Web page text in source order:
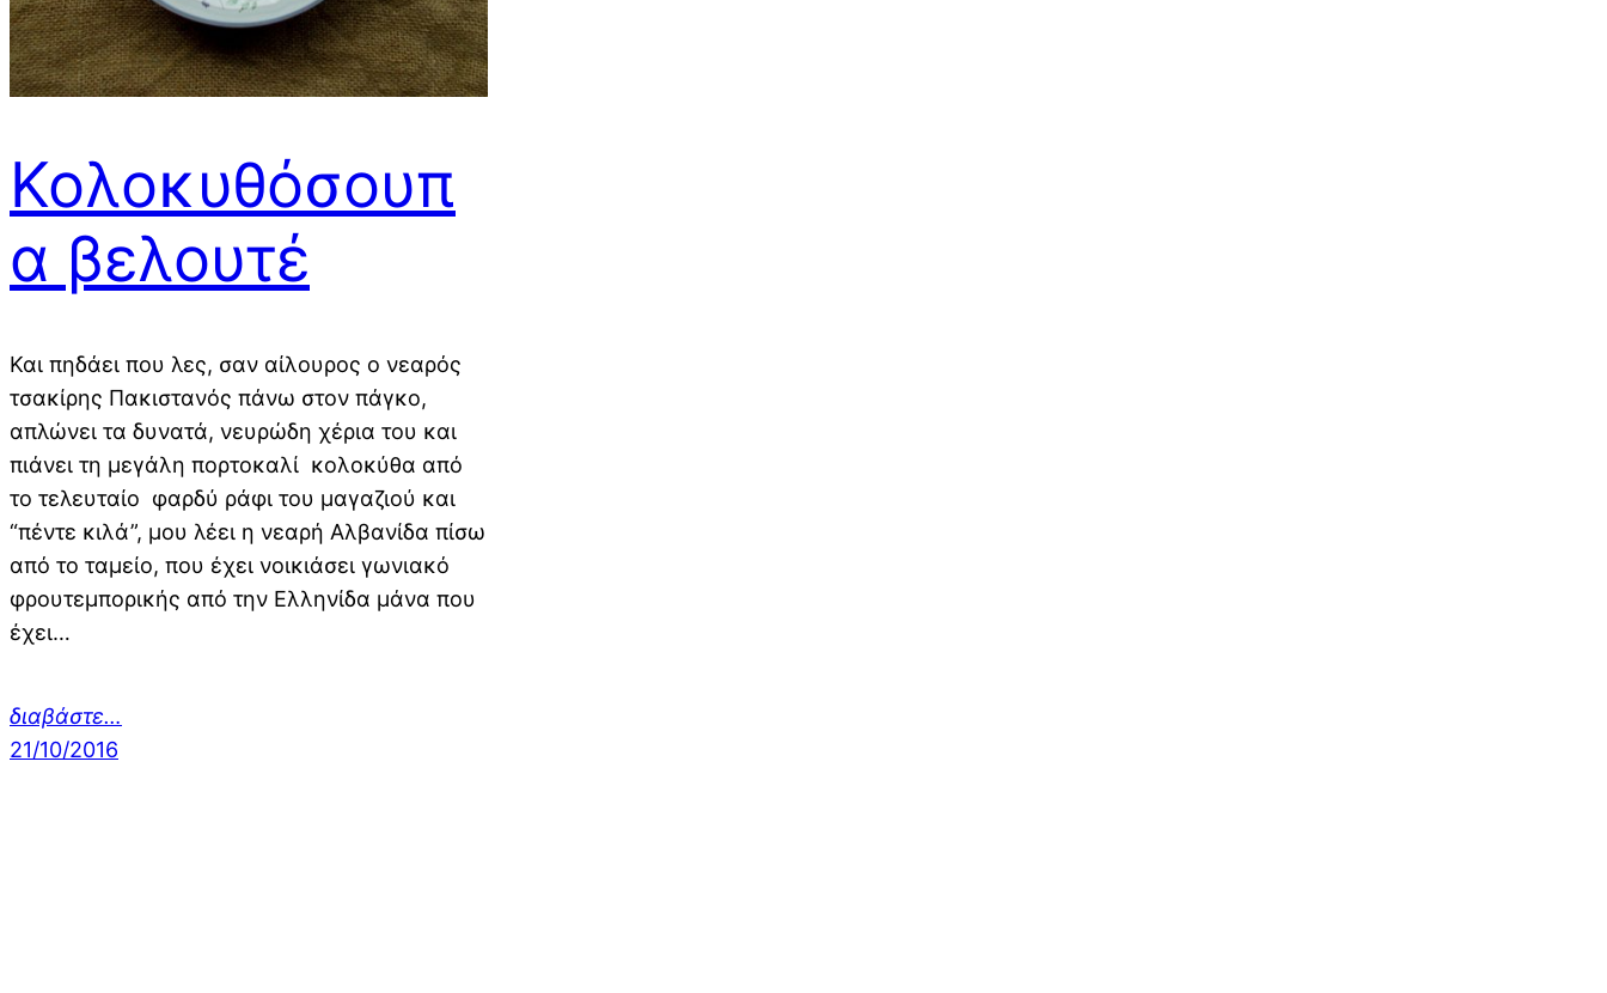
Κολοκυθόσουπ
α βελουτέ
Και πηδάει που λες, σαν αίλουρος ο νεαρός
τσακίρης Πακιστανός πάνω στον πάγκο,
απλώνει τα δυνατά, νευρώδη χέρια του και
πιάνει τη μεγάλη πορτοκαλί κολοκύθα από
το τελευταίο φαρδύ ράφι του μαγαζιού και
“πέντε κιλά”, μου λέει η νεαρή Αλβανίδα πίσω
από το ταμείο, που έχει νοικιάσει γωνιακό
φρουτεμπορικής από την Ελληνίδα μάνα που
έχει…
διαβάστε…
21/10/2016